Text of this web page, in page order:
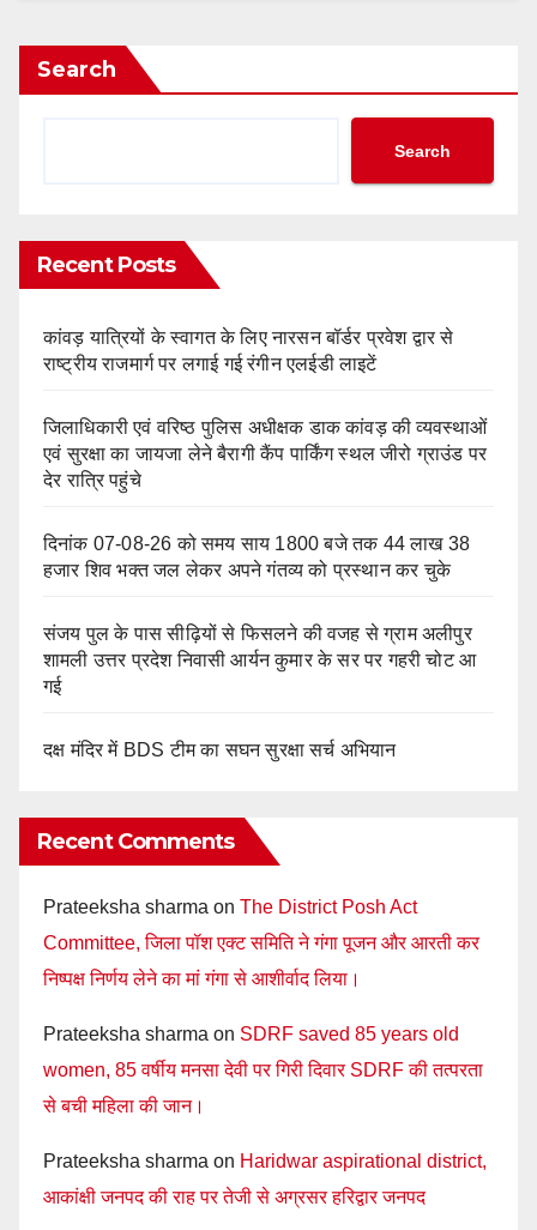
Search
Search
Recent Posts
कांवड़ यात्रियों के स्वागत के लिए नारसन बॉर्डर प्रवेश द्वार से
राष्ट्रीय राजमार्ग पर लगाई गई रंगीन एलईडी लाइटें
जिलाधिकारी एवं वरिष्ठ पुलिस अधीक्षक डाक कांवड़ की व्यवस्थाओं
एवं सुरक्षा का जायजा लेने बैरागी कैंप पार्किंग स्थल जीरो ग्राउंड पर
देर रात्रि पहुंचे
दिनांक 07-08-26 को समय साय 1800 बजे तक 44 लाख 38
हजार शिव भक्त जल लेकर अपने गंतव्य को प्रस्थान कर चुके
संजय पुल के पास सीढ़ियों से फिसलने की वजह से ग्राम अलीपुर
शामली उत्तर प्रदेश निवासी आर्यन कुमार के सर पर गहरी चोट आ
गई
दक्ष मंदिर में BDS टीम का सघन सुरक्षा सर्च अभियान
Recent Comments
Prateeksha sharma on The District Posh Act
Committee, जिला पॉश एक्ट समिति ने गंगा पूजन और आरती कर
निष्पक्ष निर्णय लेने का मां गंगा से आशीर्वाद लिया।
Prateeksha sharma on SDRF saved 85 years old
women, 85 वर्षीय मनसा देवी पर गिरी दिवार SDRF की तत्परता
से बची महिला की जान।
Prateeksha sharma on Haridwar aspirational district,
आकांक्षी जनपद की राह पर तेजी से अग्रसर हरिद्वार जनपद